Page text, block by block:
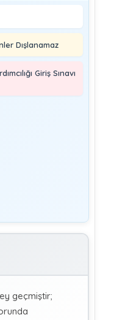
Farklı
:Türkiye
Dışlanamaz
Giriş Sınavı
geçmiştir;